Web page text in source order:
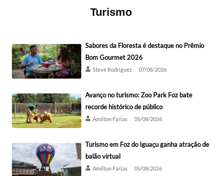
Turismo
Sabores da Floresta é destaque no Prêmio
Bom Gourmet 2026
Steve Rodríguez 07/08/2026
Avanço no turismo: Zoo Park Foz bate
recorde histórico de público
Amilton Farias 05/08/2026
Turismo em Foz do Iguaçu ganha atração de
balão virtual
Amilton Farias 05/08/2026